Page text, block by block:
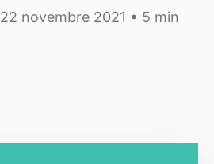
22 novembre 2021 • 5 min